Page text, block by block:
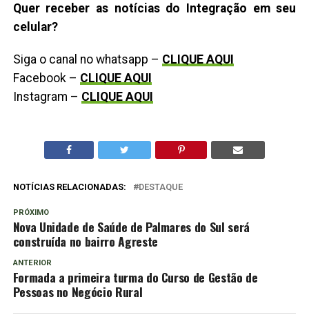
Quer receber as notícias do Integração em seu
celular?
Siga o canal no whatsapp – CLIQUE AQUI
Facebook – CLIQUE AQUI
Instagram – CLIQUE AQUI
NOTÍCIAS RELACIONADAS: DESTAQUE
PRÓXIMO
Nova Unidade de Saúde de Palmares do Sul será
construída no bairro Agreste
ANTERIOR
Formada a primeira turma do Curso de Gestão de
Pessoas no Negócio Rural